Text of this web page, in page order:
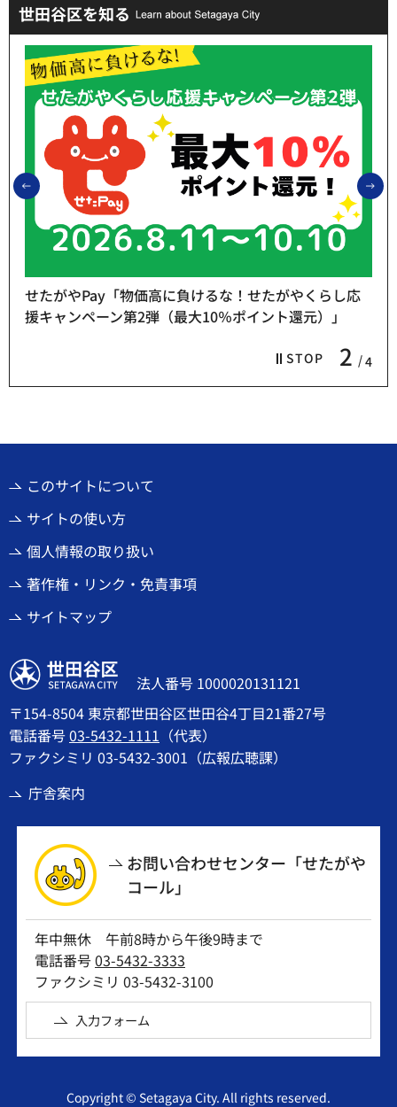
世田谷区を知る
前のスライドを表示
STOP 2 4
せたがやPay「物価高に負けるな！せたがやくらし応
援キャンペーン第2弾（最大10％ポイント還元）」
このサイトについて
サイトの使い方
個人情報の取り扱い
著作権・リンク・免責事項
サイトマップ
世田谷区
法人番号 1000020131121
〒154-8504 東京都世田谷区世田谷4丁目21番27号
電話番号03-5432-1111 （代表）
ファクシミリ 03-5432-3001（広報広聴課）
庁舎案内
お問い合わせセンター「せたがや
コール」
年中無休 午前8時から午後9時まで
電話番号03-5432-3333
ファクシミリ 03-5432-3100
入力フォーム
Copyright © Setagaya City. All rights reserved.